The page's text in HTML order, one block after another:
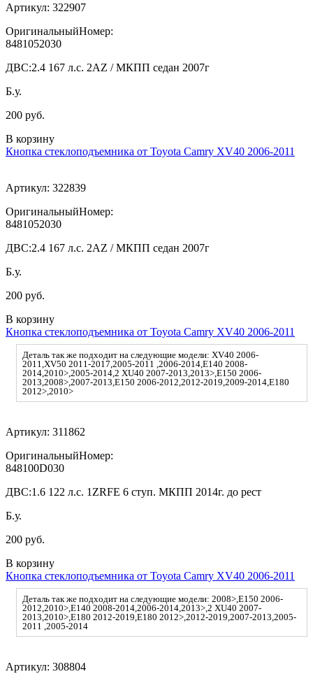
Артикул: 322907
ОригинальныйНомер:
8481052030
ДВС:2.4 167 л.с. 2AZ / МКПП седан 2007г
Б.у.
200 руб.
В корзину
Кнопка стеклоподъемника от Toyota Camry XV40 2006-2011
Артикул: 322839
ОригинальныйНомер:
8481052030
ДВС:2.4 167 л.с. 2AZ / МКПП седан 2007г
Б.у.
200 руб.
В корзину
Кнопка стеклоподъемника от Toyota Camry XV40 2006-2011
Деталь так же подходит на следующие модели: XV40 2006-
2011,XV50 2011-2017,2005-2011 ,2006-2014,E140 2008-
2014,2010>,2005-2014,2 XU40 2007-2013,2013>,E150 2006-
2013,2008>,2007-2013,E150 2006-2012,2012-2019,2009-2014,E180
2012>,2010>
Артикул: 311862
ОригинальныйНомер:
848100D030
ДВС:1.6 122 л.с. 1ZRFE 6 ступ. МКПП 2014г. до рест
Б.у.
200 руб.
В корзину
Кнопка стеклоподъемника от Toyota Camry XV40 2006-2011
Деталь так же подходит на следующие модели: 2008>,E150 2006-
2012,2010>,E140 2008-2014,2006-2014,2013>,2 XU40 2007-
2013,2010>,E180 2012-2019,E180 2012>,2012-2019,2007-2013,2005-
2011 ,2005-2014
Артикул: 308804